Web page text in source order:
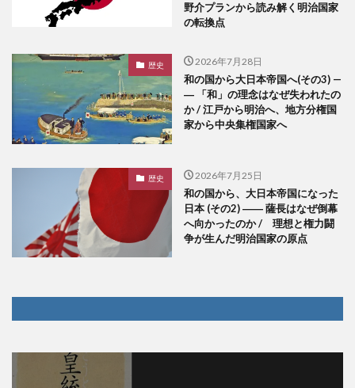
野介プランから読み解く明治国家
の転換点
歴史 2026年7月28日
和の国から大日本帝国へ(その3) —
― 「和」の理念はなぜ失われたの
か / 江戸から明治へ、地方分権国
家から中央集権国家へ
歴史 2026年7月25日
和の国から、大日本帝国になった
日本 (その2) ―― 薩長はなぜ倒幕
へ向かったのか / 理想と権力闘
争が生んだ明治国家の原点